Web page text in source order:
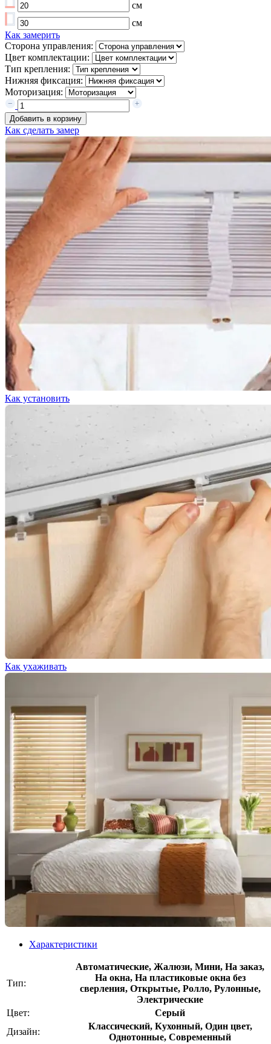
см
см
Как замерить
Сторона управления:
Цвет комплектации:
Тип крепления:
Нижняя фиксация:
Моторизация:
Добавить в корзину
Как сделать замер
Как установить
Как ухаживать
Характеристики
Тип:
Автоматические, Жалюзи, Мини, На заказ,
На окна, На пластиковые окна без
сверления, Открытые, Ролло, Рулонные,
Электрические
Цвет:
Серый
Дизайн:
Классический, Кухонный, Один цвет,
Однотонные, Современный